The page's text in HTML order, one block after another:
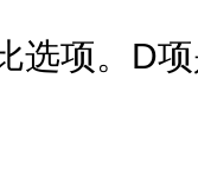
项。D项